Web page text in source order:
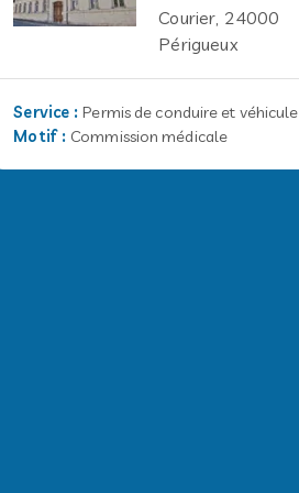
Courier, 24000
Périgueux
Service :Permis de conduire et véhicule
Motif: Commission médicale